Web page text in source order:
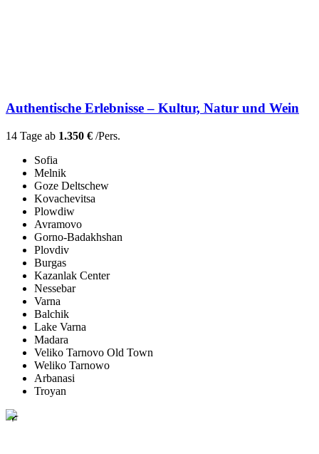
Authentische Erlebnisse – Kultur, Natur und Wein
14 Tage ab 1.350 € /Pers.
Sofia
Melnik
Goze Deltschew
Kovachevitsa
Plowdiw
Avramovo
Gorno-Badakhshan
Plovdiv
Burgas
Kazanlak Center
Nessebar
Varna
Balchik
Lake Varna
Madara
Veliko Tarnovo Old Town
Weliko Tarnowo
Arbanasi
Troyan